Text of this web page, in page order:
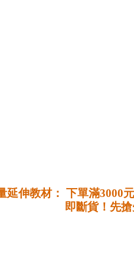
延伸教材： 下單滿3000
即斷貨！先搶